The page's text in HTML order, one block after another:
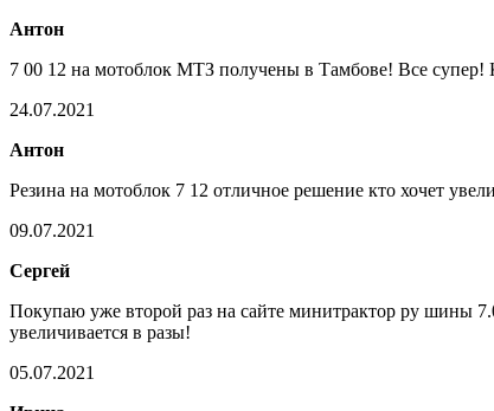
Антон
7 00 12 на мотоблок МТЗ получены в Тамбове! Все супер!
24.07.2021
Антон
Резина на мотоблок 7 12 отличное решение кто хочет
09.07.2021
Сергей
Покупаю уже второй раз на сайте минитрактор ру шины
увеличивается в разы!
05.07.2021